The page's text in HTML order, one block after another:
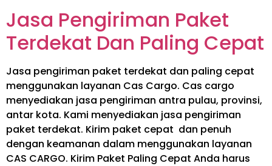
Jasa Pengiriman Paket
Terdekat Dan Paling Cepat
Jasa pengiriman paket terdekat dan paling cepat
menggunakan layanan Cas Cargo. Cas cargo
menyediakan jasa pengiriman antra pulau, provinsi,
antar kota. Kami menyediakan jasa pengiriman
paket terdekat. Kirim paket cepat dan penuh
dengan keamanan dalam menggunakan layanan
CAS CARGO. Kirim Paket Paling Cepat Anda harus